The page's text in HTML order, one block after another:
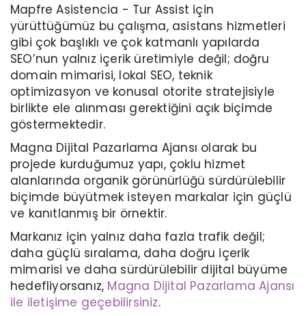
Mapfre Asistencia - Tur Assist için
yürüttüğümüz bu çalışma, asistans hizmetleri
gibi çok başlıklı ve çok katmanlı yapılarda
SEO’nun yalnız içerik üretimiyle değil; doğru
domain mimarisi, lokal SEO, teknik
optimizasyon ve konusal otorite stratejisiyle
birlikte ele alınması gerektiğini açık biçimde
göstermektedir.
Magna Dijital Pazarlama Ajansı olarak bu
projede kurduğumuz yapı, çoklu hizmet
alanlarında organik görünürlüğü sürdürülebilir
biçimde büyütmek isteyen markalar için güçlü
ve kanıtlanmış bir örnektir.
Markanız için yalnız daha fazla trafik değil;
daha güçlü sıralama, daha doğru içerik
mimarisi ve daha sürdürülebilir dijital büyüme
hedefliyorsanız, Magna Dijital Pazarlama Ajansı
ile iletişime geçebilirsiniz.